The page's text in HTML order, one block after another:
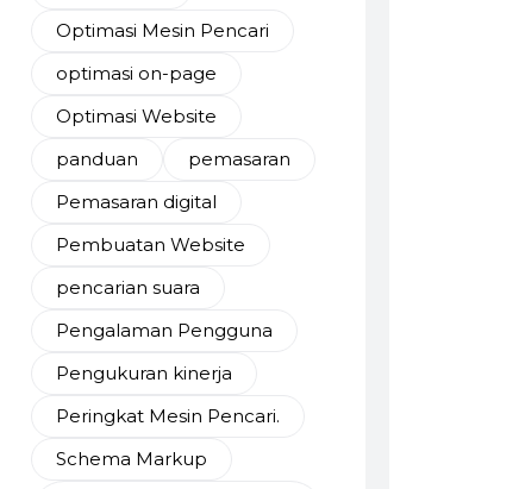
Optimasi Mesin Pencari
optimasi on-page
Optimasi Website
panduan
pemasaran
Pemasaran digital
Pembuatan Website
pencarian suara
Pengalaman Pengguna
Pengukuran kinerja
Peringkat Mesin Pencari.
Schema Markup